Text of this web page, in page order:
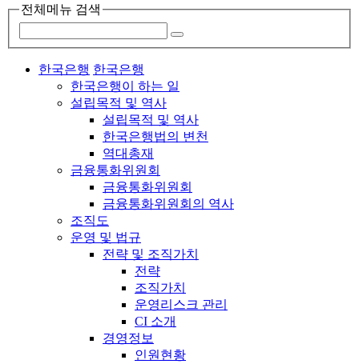
전체메뉴 검색
한국은행 한국은행
한국은행이 하는 일
설립목적 및 역사
설립목적 및 역사
한국은행법의 변천
역대총재
금융통화위원회
금융통화위원회
금융통화위원회의 역사
조직도
운영 및 법규
전략 및 조직가치
전략
조직가치
운영리스크 관리
CI 소개
경영정보
인원현황